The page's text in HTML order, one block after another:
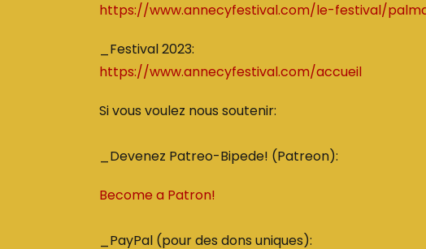
https://www.annecyfestival.com/le-festival/
_Festival 2023:
https://www.annecyfestival.com/accueil
Si vous voulez nous soutenir:
_Devenez Patreo-Bipede! (Patreon):
Become a Patron!
_PayPal (pour des dons uniques):